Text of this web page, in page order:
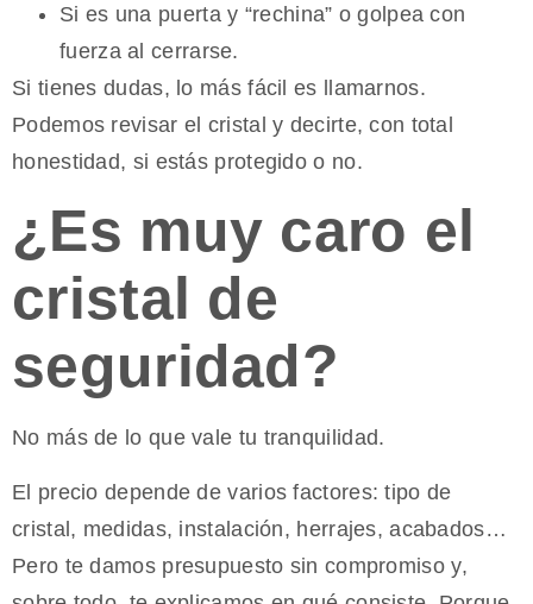
Si es una puerta y “rechina” o golpea con
fuerza al cerrarse.
Si tienes dudas, lo más fácil es llamarnos.
Podemos revisar el cristal y decirte, con total
honestidad, si estás protegido o no.
¿Es muy caro el
cristal de
seguridad?
No más de lo que vale tu tranquilidad.
El precio depende de varios factores: tipo de
cristal, medidas, instalación, herrajes, acabados…
Pero te damos presupuesto sin compromiso y,